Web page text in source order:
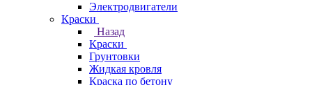
Электродвигатели
Краски
Назад
Краски
Грунтовки
Жидкая кровля
Краска по бетону